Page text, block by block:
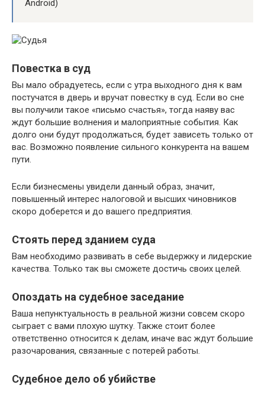
Android)
Повестка в суд
Вы мало обрадуетесь, если с утра выходного дня к вам
постучатся в дверь и вручат повестку в суд. Если во сне
вы получили такое «письмо счастья», тогда наяву вас
ждут большие волнения и малоприятные события. Как
долго они будут продолжаться, будет зависеть только от
вас. Возможно появление сильного конкурента на вашем
пути.
Если бизнесмены увидели данный образ, значит,
повышенный интерес налоговой и высших чиновников
скоро доберется и до вашего предприятия.
Стоять перед зданием суда
Вам необходимо развивать в себе выдержку и лидерские
качества. Только так вы сможете достичь своих целей.
Опоздать на судебное заседание
Ваша непунктуальность в реальной жизни совсем скоро
сыграет с вами плохую шутку. Также стоит более
ответственно относится к делам, иначе вас ждут большие
разочарования, связанные с потерей работы.
Судебное дело об убийстве